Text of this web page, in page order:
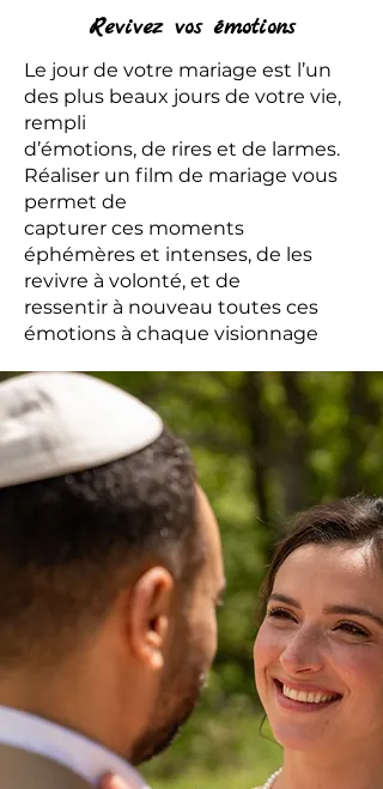
Revivez vos émotions
Le jour de votre mariage est l’un
des plus beaux jours de votre vie,
rempli
d’émotions, de rires et de larmes.
Réaliser un film de mariage vous
permet de
capturer ces moments
éphémères et intenses, de les
revivre à volonté, et de
ressentir à nouveau toutes ces
émotions à chaque visionnage